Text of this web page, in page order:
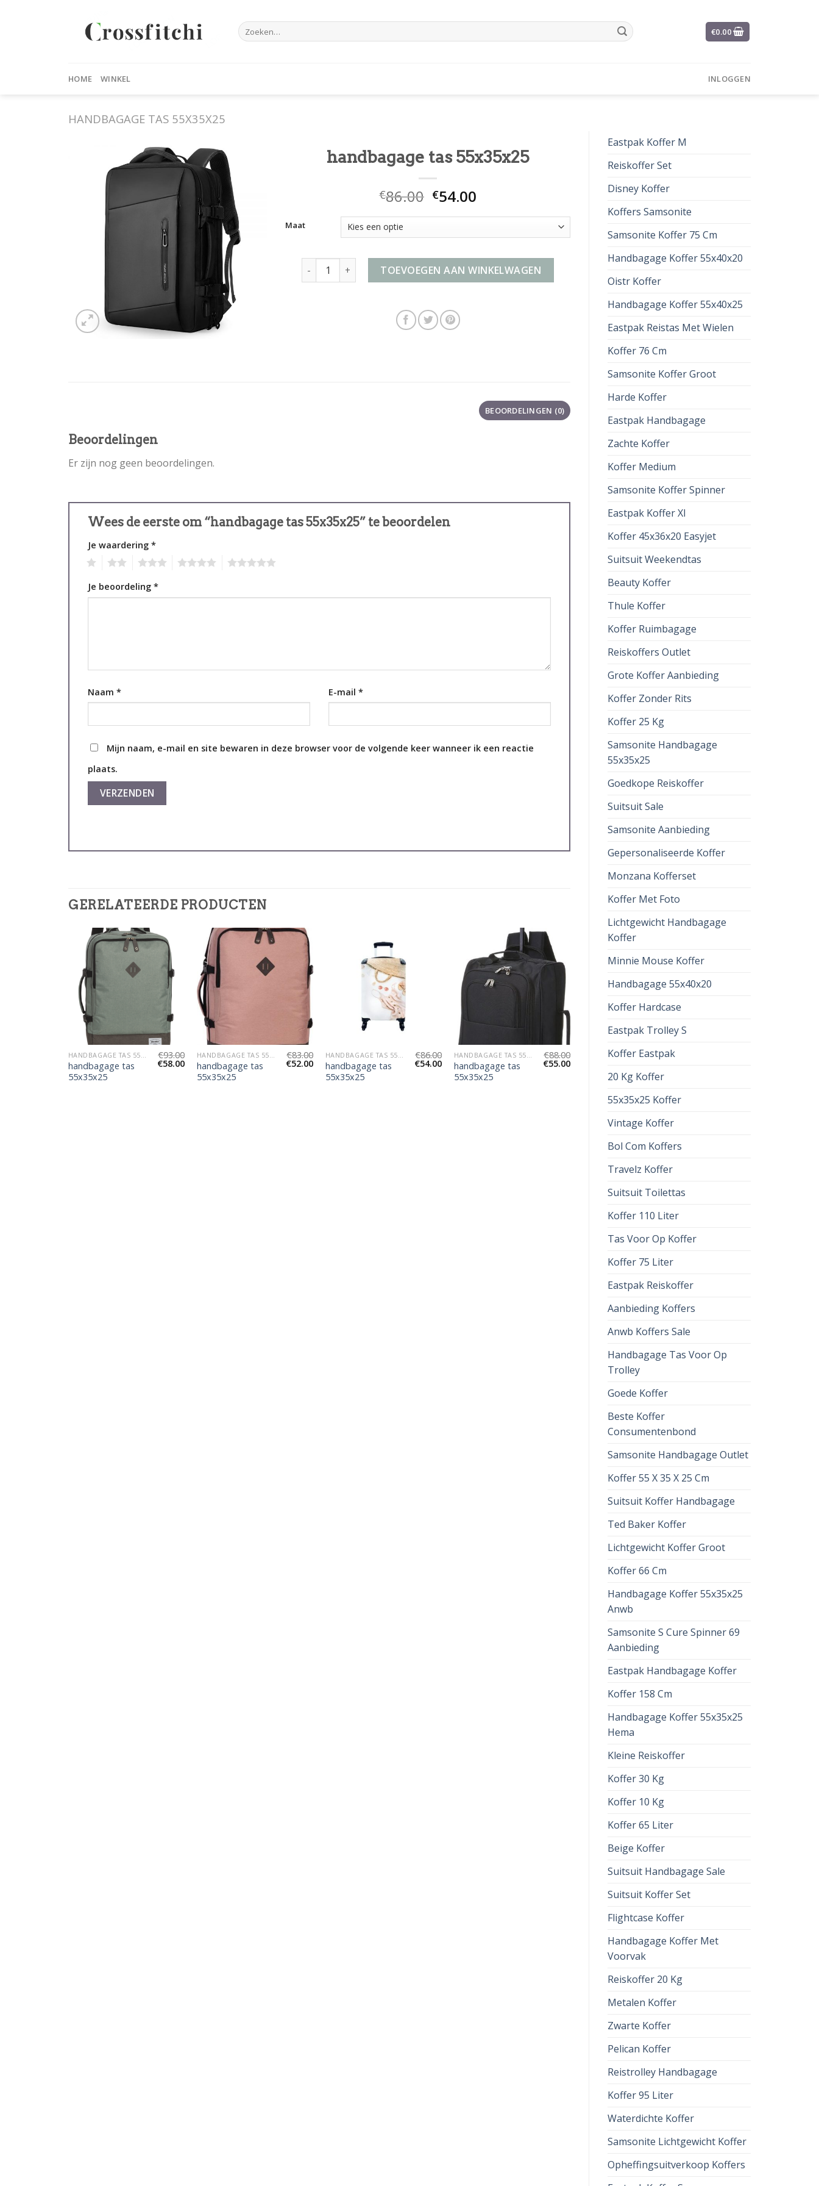
Zoeken
naar:
€0.00
HOME WINKEL INLOGGEN
HANDBAGAGE TAS 55X35X25
Eastpak Koffer M
Reiskoffer Set
Disney Koffer
Koffers Samsonite
Samsonite Koffer 75 Cm
Handbagage Koffer 55x40x20
Oistr Koffer
Handbagage Koffer 55x40x25
Eastpak Reistas Met Wielen
Koffer 76 Cm
Samsonite Koffer Groot
Harde Koffer
Eastpak Handbagage
Zachte Koffer
Koffer Medium
Samsonite Koffer Spinner
Eastpak Koffer Xl
Koffer 45x36x20 Easyjet
Suitsuit Weekendtas
Beauty Koffer
Thule Koffer
Koffer Ruimbagage
Reiskoffers Outlet
Grote Koffer Aanbieding
Koffer Zonder Rits
Koffer 25 Kg
Samsonite Handbagage
55x35x25
Goedkope Reiskoffer
Suitsuit Sale
Samsonite Aanbieding
Gepersonaliseerde Koffer
Monzana Kofferset
Koffer Met Foto
Lichtgewicht Handbagage
Koffer
Minnie Mouse Koffer
Handbagage 55x40x20
Koffer Hardcase
Eastpak Trolley S
Koffer Eastpak
20 Kg Koffer
55x35x25 Koffer
Vintage Koffer
Bol Com Koffers
Travelz Koffer
Suitsuit Toilettas
Koffer 110 Liter
Tas Voor Op Koffer
Koffer 75 Liter
Eastpak Reiskoffer
Aanbieding Koffers
Anwb Koffers Sale
Handbagage Tas Voor Op
Trolley
Goede Koffer
Beste Koffer
Consumentenbond
Samsonite Handbagage Outlet
Koffer 55 X 35 X 25 Cm
Suitsuit Koffer Handbagage
Ted Baker Koffer
Lichtgewicht Koffer Groot
Koffer 66 Cm
Handbagage Koffer 55x35x25
Anwb
Samsonite S Cure Spinner 69
Aanbieding
Eastpak Handbagage Koffer
Koffer 158 Cm
Handbagage Koffer 55x35x25
Hema
Kleine Reiskoffer
Koffer 30 Kg
Koffer 10 Kg
Koffer 65 Liter
Beige Koffer
Suitsuit Handbagage Sale
Suitsuit Koffer Set
Flightcase Koffer
Handbagage Koffer Met
Voorvak
Reiskoffer 20 Kg
Metalen Koffer
Zwarte Koffer
Pelican Koffer
Reistrolley Handbagage
Koffer 95 Liter
Waterdichte Koffer
Samsonite Lichtgewicht Koffer
Opheffingsuitverkoop Koffers
handbagage tas 55x35x25
€86.00 €54.00
Maat
handbagage tas 55x35x25 aantalTOEVOEGEN AAN WINKELWAGEN
BEOORDELINGEN (0)
Beoordelingen
Er zijn nog geen beoordelingen.
Wees de eerste om “handbagage tas 55x35x25” te beoordelen
Je waardering *
Je beoordeling *
Naam * E-mail *
Mijn naam, e-mail en site bewaren in deze browser voor de volgende keer wanneer ik een reactie
plaats.
GERELATEERDE PRODUCTEN
handbagage tas
55x35x25
€93.00
€58.00
handbagage tas
55x35x25
€83.00
€52.00
handbagage tas
55x35x25
€86.00
€54.00
handbagage tas
55x35x25
€88.00
€55.00